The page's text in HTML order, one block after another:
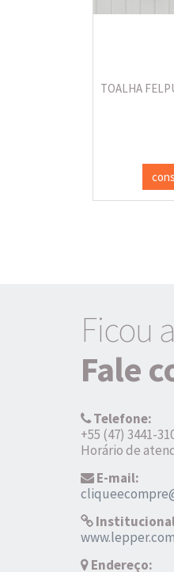
TOALHA
Ficou
Fale
Telefone:
+55 (47) 3441-
Horário de
E-mail:
Endereço: